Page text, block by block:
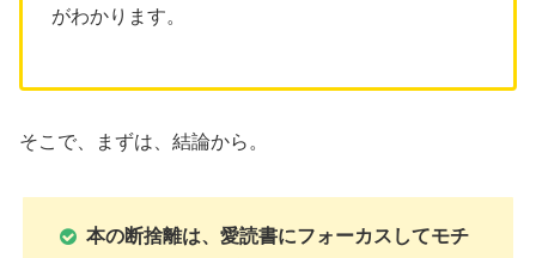
がわかります。
そこで、まずは、結論から。
本の断捨離は、愛読書にフォーカスしてモチ